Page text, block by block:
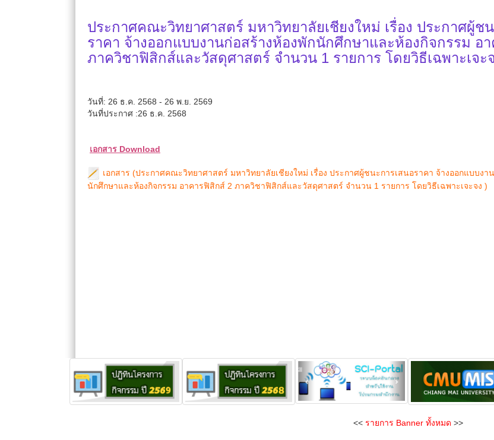
ประกาศคณะวิทยาศาสตร์ มหาวิทยาลัยเชียงใหม่ เรื่อง ประกาศผู้ช
ราคา จ้างออกแบบงานก่อสร้างห้องพักนักศึกษาและห้องกิจกรรม อ
ภาควิชาฟิสิกส์และวัสดุศาสตร์ จำนวน 1 รายการ โดยวิธีเฉพาะเจะ
วันที่: 26 ธ.ค. 2568 - 26 พ.ย. 2569
วันที่ประกาศ :26 ธ.ค. 2568
เอกสาร Download
เอกสาร (ประกาศคณะวิทยาศาสตร์ มหาวิทยาลัยเชียงใหม่ เรื่อง ประกาศผู้ชนะการเสนอราคา จ้างออกแบบงา
นักศึกษาและห้องกิจกรรม อาคารฟิสิกส์ 2 ภาควิชาฟิสิกส์และวัสดุศาสตร์ จำนวน 1 รายการ โดยวิธีเฉพาะเจะจง )
<< รายการ Banner ทั้งหมด >>